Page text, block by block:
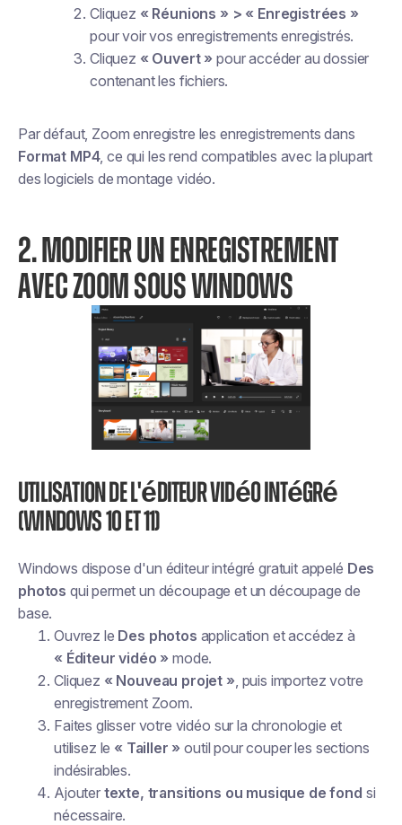
Cliquez « Réunions » > « Enregistrées »
pour voir vos enregistrements enregistrés.
Cliquez « Ouvert » pour accéder au dossier
contenant les fichiers.
Par défaut, Zoom enregistre les enregistrements dans
Format MP4, ce qui les rend compatibles avec la plupart
des logiciels de montage vidéo.
2. MODIFIER UN ENREGISTREMENT
AVEC ZOOM SOUS WINDOWS
Utilisation de l'éditeur vidéo intégré
(Windows 10 et 11)
Windows dispose d'un éditeur intégré gratuit appelé Des
photos qui permet un découpage et un découpage de
base.
Ouvrez le Des photos application et accédez à
« Éditeur vidéo » mode.
Cliquez « Nouveau projet », puis importez votre
enregistrement Zoom.
Faites glisser votre vidéo sur la chronologie et
utilisez le « Tailler » outil pour couper les sections
indésirables.
Ajouter texte, transitions ou musique de fond si
nécessaire.